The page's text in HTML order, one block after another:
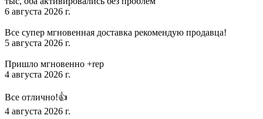
6 августа 2026 г.
Все супер мгновенная доставка рекомендую продавца!
5 августа 2026 г.
Пришло мгновенно +rep
4 августа 2026 г.
Все отлично!👍
4 августа 2026 г.